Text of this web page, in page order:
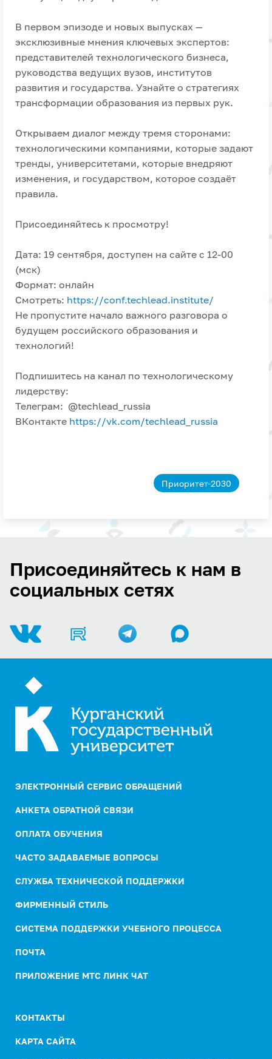
В первом эпизоде и новых выпусках —
эксклюзивные мнения ключевых экспертов:
представителей технологического бизнеса,
руководства ведущих вузов, институтов
развития и государства. Узнайте о стратегиях
трансформации образования из первых рук.
Открываем диалог между тремя сторонами:
технологическими компаниями, которые задают
тренды, университетами, которые внедряют
изменения, и государством, которое создаёт
правила.
Присоединяйтесь к просмотру!
Дата: 19 сентября, доступен на сайте с 12-00
(мск)
Формат: онлайн
Смотреть: https://conf.techlead.institute/
Не пропустите начало важного разговора о
будущем российского образования и
технологий!
Подпишитесь на канал по технологическому
лидерству:
Телеграм: @techlead_russia
ВКонтакте https://vk.com/techlead_russia
Приоритет-2030
Присоединяйтесь к нам в
социальных сетях
ЭЛЕКТРОННЫЙ СЕРВИС ОБРАЩЕНИЙ
АНКЕТА ОБРАТНОЙ СВЯЗИ
ОПЛАТА ОБУЧЕНИЯ
ЧАСТО ЗАДАВАЕМЫЕ ВОПРОСЫ
СЛУЖБА ТЕХНИЧЕСКОЙ ПОДДЕРЖКИ
ФИРМЕННЫЙ СТИЛЬ
СИСТЕМА ПОДДЕРЖКИ УЧЕБНОГО ПРОЦЕССА
ПОЧТА
ПРИЛОЖЕНИЕ МТС ЛИНК ЧАТ
КОНТАКТЫ
КАРТА САЙТА